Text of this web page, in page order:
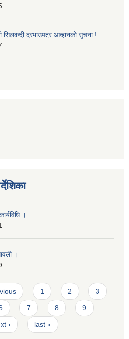
सिलबन्दी दरभाउपत्र आव्हानको सुचना !
।
।
1 2 3
7 8 9
› last »